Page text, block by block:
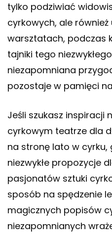
tylko podziwiać
cyrkowych, ale
warsztatach, podczas
tajniki tego
niezapomniana
pozostaje w pamięci
Jeśli szukasz inspiracji
cyrkowym teatrze dla
na stronę lato w cyrku,
niezwykłe propozycje
pasjonatów sztuki
sposób na spędzenie
magicznych popisów
niezapomnianych